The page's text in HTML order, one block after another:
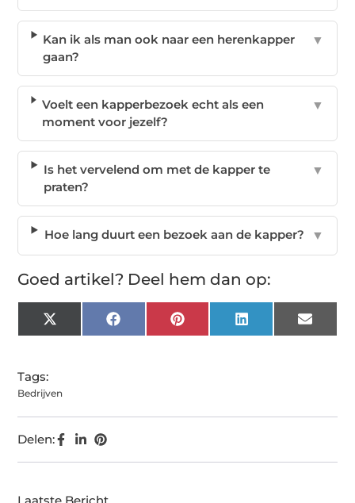
Kan ik als man ook naar een herenkapper
gaan?
▼
Voelt een kapperbezoek echt als een
moment voor jezelf?
▼
Is het vervelend om met de kapper te
praten?
▼
Hoe lang duurt een bezoek aan de kapper? ▼
Goed artikel? Deel hem dan op:
X
(Twitter)
FacebookPinterest LinkedIn Email
Tags:
Bedrijven
Delen: